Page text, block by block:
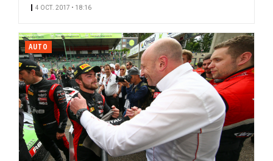
4 OCT. 2017 • 18:16
AUTO